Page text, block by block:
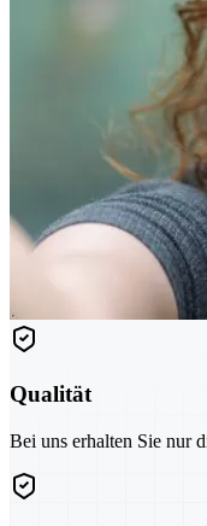
Qualität
Bei uns erhalten Sie nur